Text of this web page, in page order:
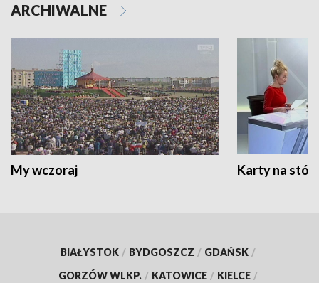
ARCHIWALNE
My wczoraj Karty na
BIAŁYSTOK / BYDGOSZCZ / GDAŃSK /
GORZÓW WLKP. / KATOWICE / KIELCE /